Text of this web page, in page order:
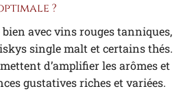
?
avec vins rouges tanniques,
single malt et certains thés.
d’amplifier les arômes et
gustatives riches et variées.